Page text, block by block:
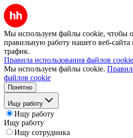
Мы используем файлы cookie, чтобы
правильную работу нашего веб-сайта
трафик.
Правила использования файлов cookie
Мы используем файлы cookie.
файлов cookie
Понятно
Ищу работу
Ищу работу
Ищу работу
Ищу сотрудника